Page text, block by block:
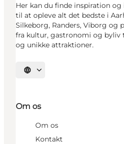
Her kan du finde inspiration
til at opleve alt det bedste i
Silkeborg, Randers, Viborg og
fra kultur, gastronomi og byliv
og unikke attraktioner.
Vælg sprog
Om os
Om os
Kontakt